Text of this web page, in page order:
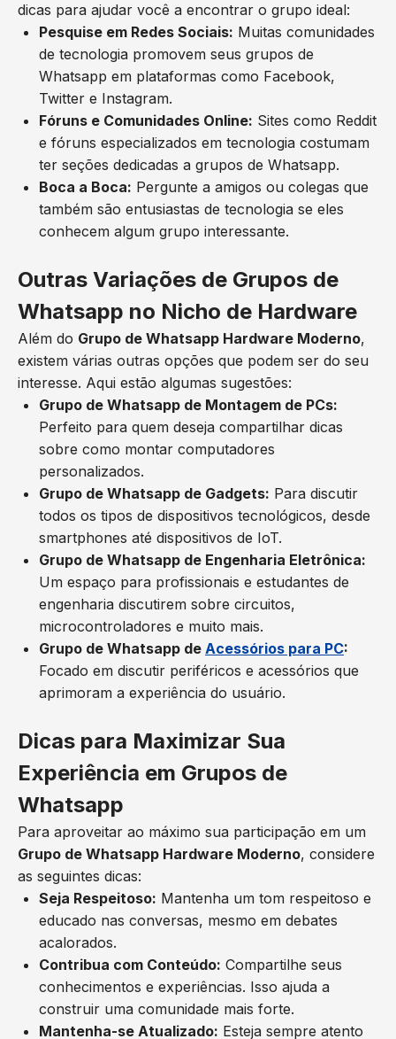
dicas para ajudar você a encontrar o grupo ideal:
Pesquise em Redes Sociais: Muitas comunidades
de tecnologia promovem seus grupos de
Whatsapp em plataformas como Facebook,
Twitter e Instagram.
Fóruns e Comunidades Online: Sites como Reddit
e fóruns especializados em tecnologia costumam
ter seções dedicadas a grupos de Whatsapp.
Boca a Boca: Pergunte a amigos ou colegas que
também são entusiastas de tecnologia se eles
conhecem algum grupo interessante.
Outras Variações de Grupos de
Whatsapp no Nicho de Hardware
Além do Grupo de Whatsapp Hardware Moderno,
existem várias outras opções que podem ser do seu
interesse. Aqui estão algumas sugestões:
Grupo de Whatsapp de Montagem de PCs:
Perfeito para quem deseja compartilhar dicas
sobre como montar computadores
personalizados.
Grupo de Whatsapp de Gadgets: Para discutir
todos os tipos de dispositivos tecnológicos, desde
smartphones até dispositivos de IoT.
Grupo de Whatsapp de Engenharia Eletrônica:
Um espaço para profissionais e estudantes de
engenharia discutirem sobre circuitos,
microcontroladores e muito mais.
Grupo de Whatsapp de Acessórios para PC:
Focado em discutir periféricos e acessórios que
aprimoram a experiência do usuário.
Dicas para Maximizar Sua
Experiência em Grupos de
Whatsapp
Para aproveitar ao máximo sua participação em um
Grupo de Whatsapp Hardware Moderno, considere
as seguintes dicas:
Seja Respeitoso: Mantenha um tom respeitoso e
educado nas conversas, mesmo em debates
acalorados.
Contribua com Conteúdo: Compartilhe seus
conhecimentos e experiências. Isso ajuda a
construir uma comunidade mais forte.
Mantenha-se Atualizado: Esteja sempre atento